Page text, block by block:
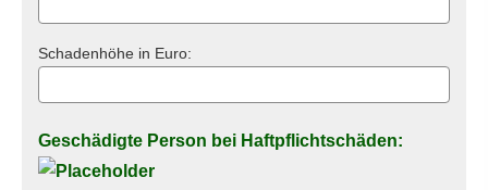
Schadenhöhe in Euro:
Geschädigte Person bei Haft­pflichtschäden: